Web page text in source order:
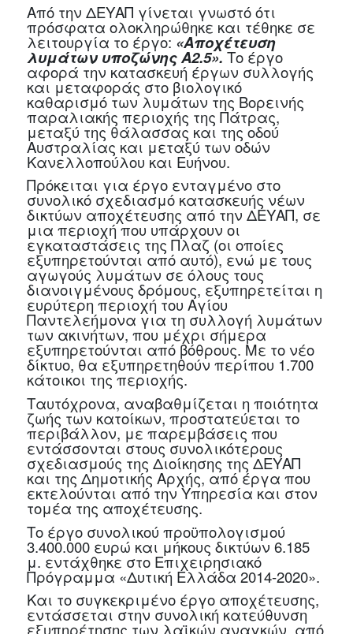
Από την ΔΕΥΑΠ γίνεται γνωστό ότι
πρόσφατα ολοκληρώθηκε και τέθηκε σε
λειτουργία το έργο: «Αποχέτευση
λυμάτων υποζώνης Α2.5». Το έργο
αφορά την κατασκευή έργων συλλογής
και μεταφοράς στο βιολογικό
καθαρισμό των λυμάτων της Βορεινής
παραλιακής περιοχής της Πάτρας,
μεταξύ της θάλασσας και της οδού
Αυστραλίας και μεταξύ των οδών
Κανελλοπούλου και Ευήνου.
Πρόκειται για έργο ενταγμένο στο
συνολικό σχεδιασμό κατασκευής νέων
δικτύων αποχέτευσης από την ΔΕΥΑΠ, σε
μια περιοχή που υπάρχουν οι
εγκαταστάσεις της Πλαζ (οι οποίες
εξυπηρετούνται από αυτό), ενώ με τους
αγωγούς λυμάτων σε όλους τους
διανοιγμένους δρόμους, εξυπηρετείται η
ευρύτερη περιοχή του Αγίου
Παντελεήμονα για τη συλλογή λυμάτων
των ακινήτων, που μέχρι σήμερα
εξυπηρετούνται από βόθρους. Με το νέο
δίκτυο, θα εξυπηρετηθούν περίπου 1.700
κάτοικοι της περιοχής.
Ταυτόχρονα, αναβαθμίζεται η ποιότητα
ζωής των κατοίκων, προστατεύεται το
περιβάλλον, με παρεμβάσεις που
εντάσσονται στους συνολικότερους
σχεδιασμούς της Διοίκησης της ΔΕΥΑΠ
και της Δημοτικής Αρχής, από έργα που
εκτελούνται από την Υπηρεσία και στον
τομέα της αποχέτευσης.
Το έργο συνολικού προϋπολογισμού
3.400.000 ευρώ και μήκους δικτύων 6.185
μ. εντάχθηκε στο Επιχειρησιακό
Πρόγραμμα «Δυτική Ελλάδα 2014-2020».
Και το συγκεκριμένο έργο αποχέτευσης,
εντάσσεται στην συνολική κατεύθυνση
εξυπηρέτησης των λαϊκών αναγκών, από